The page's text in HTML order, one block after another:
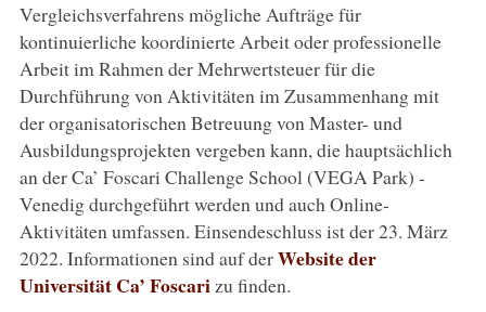
Vergleichsverfahrens mögliche Aufträge für
kontinuierliche koordinierte Arbeit oder professionelle
Arbeit im Rahmen der Mehrwertsteuer für die
Durchführung von Aktivitäten im Zusammenhang mit
der organisatorischen Betreuung von Master- und
Ausbildungsprojekten vergeben kann, die hauptsächlich
an der Ca’ Foscari Challenge School (VEGA Park) -
Venedig durchgeführt werden und auch Online-
Aktivitäten umfassen. Einsendeschluss ist der 23. März
2022. Informationen sind auf derWebsite der
Universität Ca’ Foscari zu finden.